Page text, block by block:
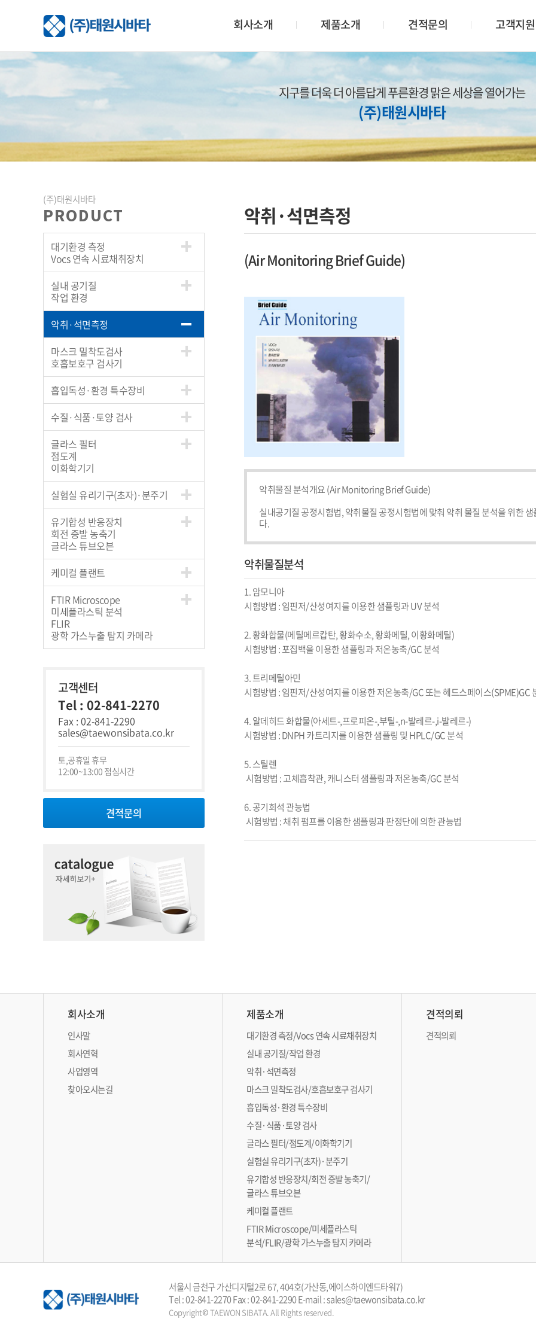
회사소개 제품소개 견적문의 고객지원
지구를 더욱 더 아름답게 푸른환경 맑은 세상을 열어가는
(주)태원시바타
(주)태원시바타
PRODUCT
대기환경 측정
Vocs 연속 시료채취장치
실내 공기질
작업 환경
악취·석면측정
마스크 밀착도검사
호흡보호구 검사기
흡입독성·환경 특수장비
수질·식품·토양 검사
글라스 필터
점도계
이화학기기
실험실 유리기구(초자)·분주기
유기합성 반응장치
회전 증발 농축기
글라스 튜브오븐
케미컬 플랜트
FTIR Microscope
미세플라스틱 분석
FLIR
광학 가스누출 탐지 카메라
고객센터
Tel : 02-841-2270
Fax : 02-841-2290
sales@taewonsibata.co.kr
토,공휴일 휴무
12:00~13:00 점심시간
견적문의
악취·석면측정
(Air Monitoring Brief Guide)
악취물질 분석개요 (Air Monitoring Brief Guide)
실내공기질 공정시험법, 악취물질 공정시험법에 맞춰 악취 물질 분석을 위한
다.
악취물질분석
1. 암모니아
시험방법 : 임핀저/산성여지를 이용한 샘플링과 UV 분석
2. 황화합물(메틸메르캅탄, 황화수소, 황화메틸, 이황화메틸)
시험방법 : 포집백을 이용한 샘플링과 저온농축/GC 분석
3. 트리메틸아민
시험방법 : 임핀저/산성여지를 이용한 저온농축/GC 또는 헤드스페이스(SPME)GC
4. 알데히드 화합물(아세트-,프로피온-,부틸-,n-발레르-,i-발레르-)
시험방법 : DNPH 카트리지를 이용한 샘플링 및 HPLC/GC 분석
5. 스틸렌
6. 공기희석 관능법
시험방법 : 채취 펌프를 이용한 샘플링과 판정단에 의한 관능법
회사소개
인사말
회사연혁
사업영역
찾아오시는길
제품소개
대기환경 측정/Vocs 연속 시료채취장치
실내 공기질/작업 환경
악취·석면측정
마스크 밀착도검사/호흡보호구 검사기
흡입독성·환경 특수장비
수질·식품·토양 검사
글라스 필터/점도계/이화학기기
실험실 유리기구(초자)·분주기
유기합성 반응장치/회전 증발 농축기/
글라스 튜브오븐
케미컬 플랜트
FTIR Microscope/미세플라스틱
분석/FLIR/광학 가스누출 탐지 카메라
견적의뢰
견적의뢰
서울시 금천구 가산디지털2로 67, 404호(가산동,에이스하이엔드타워7)
Tel : 02-841-2270 Fax : 02-841-2290 E-mail : sales@taewonsibata.co.kr
Copyright© TAEWON SIBATA. All Rights reserved.